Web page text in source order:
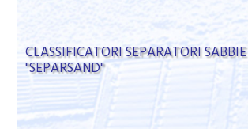
CLASSIFICATORI SEPARATORI SABBIE
"SEPARSAND"